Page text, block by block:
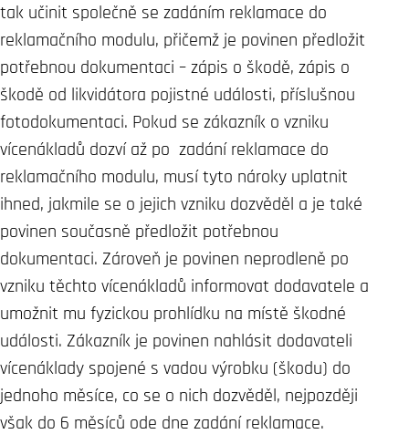
tak učinit společně se zadáním reklamace do
reklamačního modulu, přičemž je povinen předložit
potřebnou dokumentaci – zápis o škodě, zápis o
škodě od likvidátora pojistné události, příslušnou
fotodokumentaci. Pokud se zákazník o vzniku
vícenákladů dozví až po zadání reklamace do
reklamačního modulu, musí tyto nároky uplatnit
ihned, jakmile se o jejich vzniku dozvěděl a je také
povinen současně předložit potřebnou
dokumentaci. Zároveň je povinen neprodleně po
vzniku těchto vícenákladů informovat dodavatele a
umožnit mu fyzickou prohlídku na místě škodné
události. Zákazník je povinen nahlásit dodavateli
vícenáklady spojené s vadou výrobku (škodu) do
jednoho měsíce, co se o nich dozvěděl, nejpozději
však do 6 měsíců ode dne zadání reklamace.